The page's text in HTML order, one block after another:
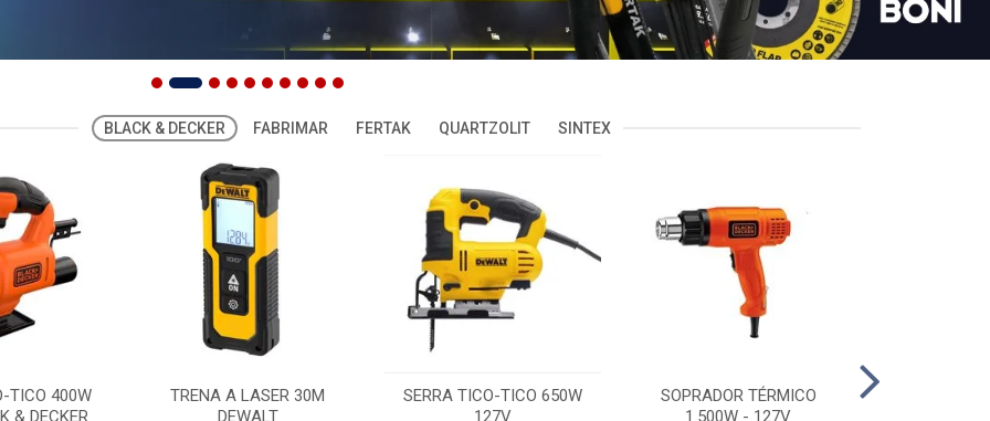
BLACK & DECKER FABRIMAR FERTAK QUARTZOLIT SINTEX
TICO 400W
& DECKER
TRENA A LASER 30M
DEWALT
SERRA TICO-TICO 650W
127V
SOPRADOR TÉRMICO
1.500W - 127V